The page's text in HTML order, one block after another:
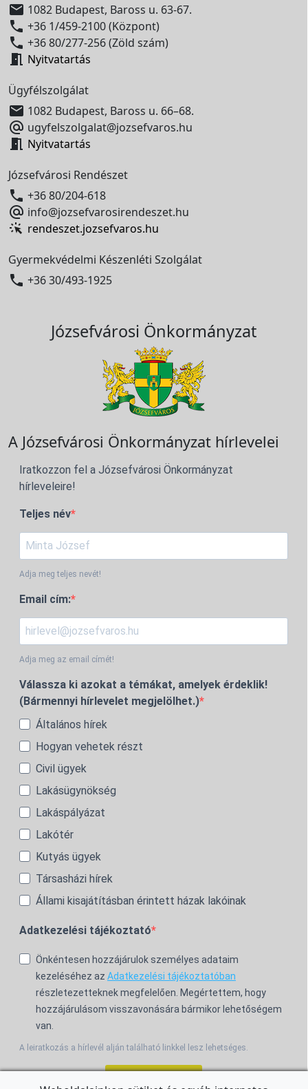
 1082 Budapest, Baross u. 63-67.
 +36 1/459-2100 (Központ)
 +36 80/277-256 (Zöld szám)
 Nyitvatartás
Ügyfélszolgálat
 1082 Budapest, Baross u. 66–68.
 ugyfelszolgalat@jozsefvaros.hu
 Nyitvatartás
Józsefvárosi Rendészet
 +36 80/204-618
 info@jozsefvarosirendeszet.hu
rendeszet.jozsefvaros.hu
Gyermekvédelmi Készenléti Szolgálat
 +36 30/493-1925
Józsefvárosi Önkormányzat
A Józsefvárosi Önkormányzat hírlevelei
Iratkozzon fel a Józsefvárosi Önkormányzat
hírleveleire!
Teljes név
Adja meg teljes nevét!
Email cím:
Adja meg az email címét!
Válassza ki azokat a témákat, amelyek érdeklik!
(Bármennyi hírlevelet megjelölhet.)
Általános hírek
Hogyan vehetek részt
Civil ügyek
Lakásügynökség
Lakáspályázat
Lakótér
Kutyás ügyek
Társasházi hírek
Állami kisajátításban érintett házak lakóinak
Adatkezelési tájékoztató
Önkéntesen hozzájárulok személyes adataim
kezeléséhez az Adatkezelési tájékoztatóban
részletezetteknek megfelelően. Megértettem, hogy
hozzájárulásom visszavonására bármikor lehetőségem
van.
A leiratkozás a hírlevél alján található linkkel lesz lehetséges.